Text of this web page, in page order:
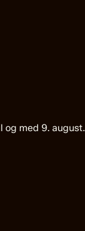
og med 9. august.